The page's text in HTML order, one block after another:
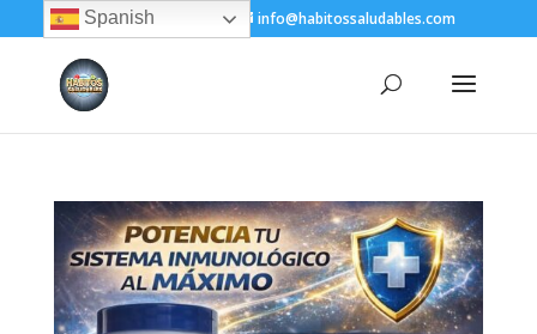
+(505) 8200-1450 info@habitossaludables.com
Spanish